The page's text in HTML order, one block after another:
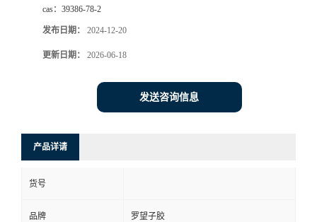
cas： 39386-78-2
发布日期： 2024-12-20
更新日期： 2026-06-18
发送咨询信息
产品详请
货号
品牌 罗望子胶